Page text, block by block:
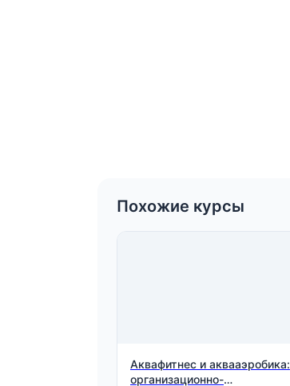
Похожие курсы
Аквафитнес и аквааэробика:
организационно-